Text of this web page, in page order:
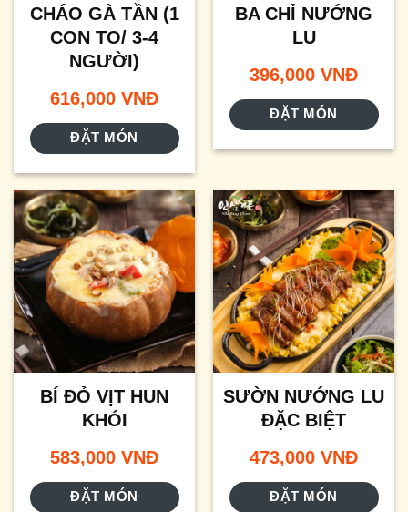
CHÁO GÀ TẦN (1
CON TO/ 3-4
NGƯỜI)
616,000 VNĐ
ĐẶT MÓN
BA CHỈ NƯỚNG
LU
396,000 VNĐ
ĐẶT MÓN
BÍ ĐỎ VỊT HUN
KHÓI
583,000 VNĐ
ĐẶT MÓN
SƯỜN NƯỚNG LU
ĐẶC BIỆT
473,000 VNĐ
ĐẶT MÓN